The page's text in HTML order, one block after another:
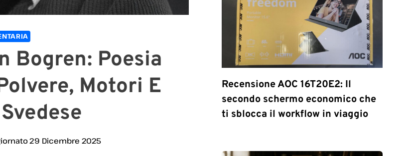
Bogren: Poesia
Motori E
29 Dicembre 2025
Recensione AOC 16T20E2: Il
secondo schermo economico che
ti sblocca il workflow in viaggio